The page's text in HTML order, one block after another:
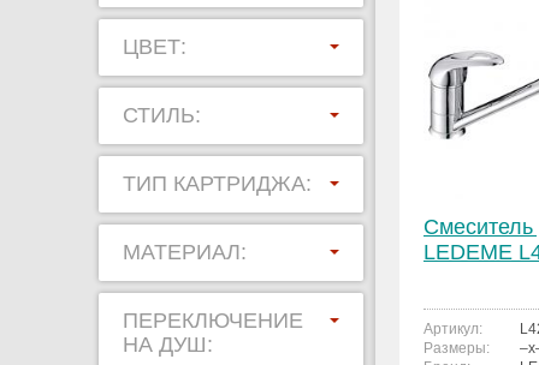
ЦВЕТ:
СТИЛЬ:
ТИП КАРТРИДЖА:
МАТЕРИАЛ:
ПЕРЕКЛЮЧЕНИЕ
НА ДУШ:
Смеситель
LEDEME
Артикул:
Размеры: